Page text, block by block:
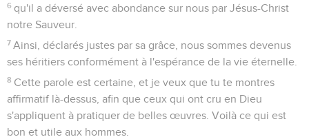
6 qu'il a déversé avec abondance sur nous par Jésus-Christ
notre Sauveur.
7 Ainsi, déclarés justes par sa grâce, nous sommes devenus
ses héritiers conformément à l'espérance de la vie éternelle.
8 Cette parole est certaine, et je veux que tu te montres
affirmatif là-dessus, afin que ceux qui ont cru en Dieu
s'appliquent à pratiquer de belles œuvres. Voilà ce qui est
bon et utile aux hommes.